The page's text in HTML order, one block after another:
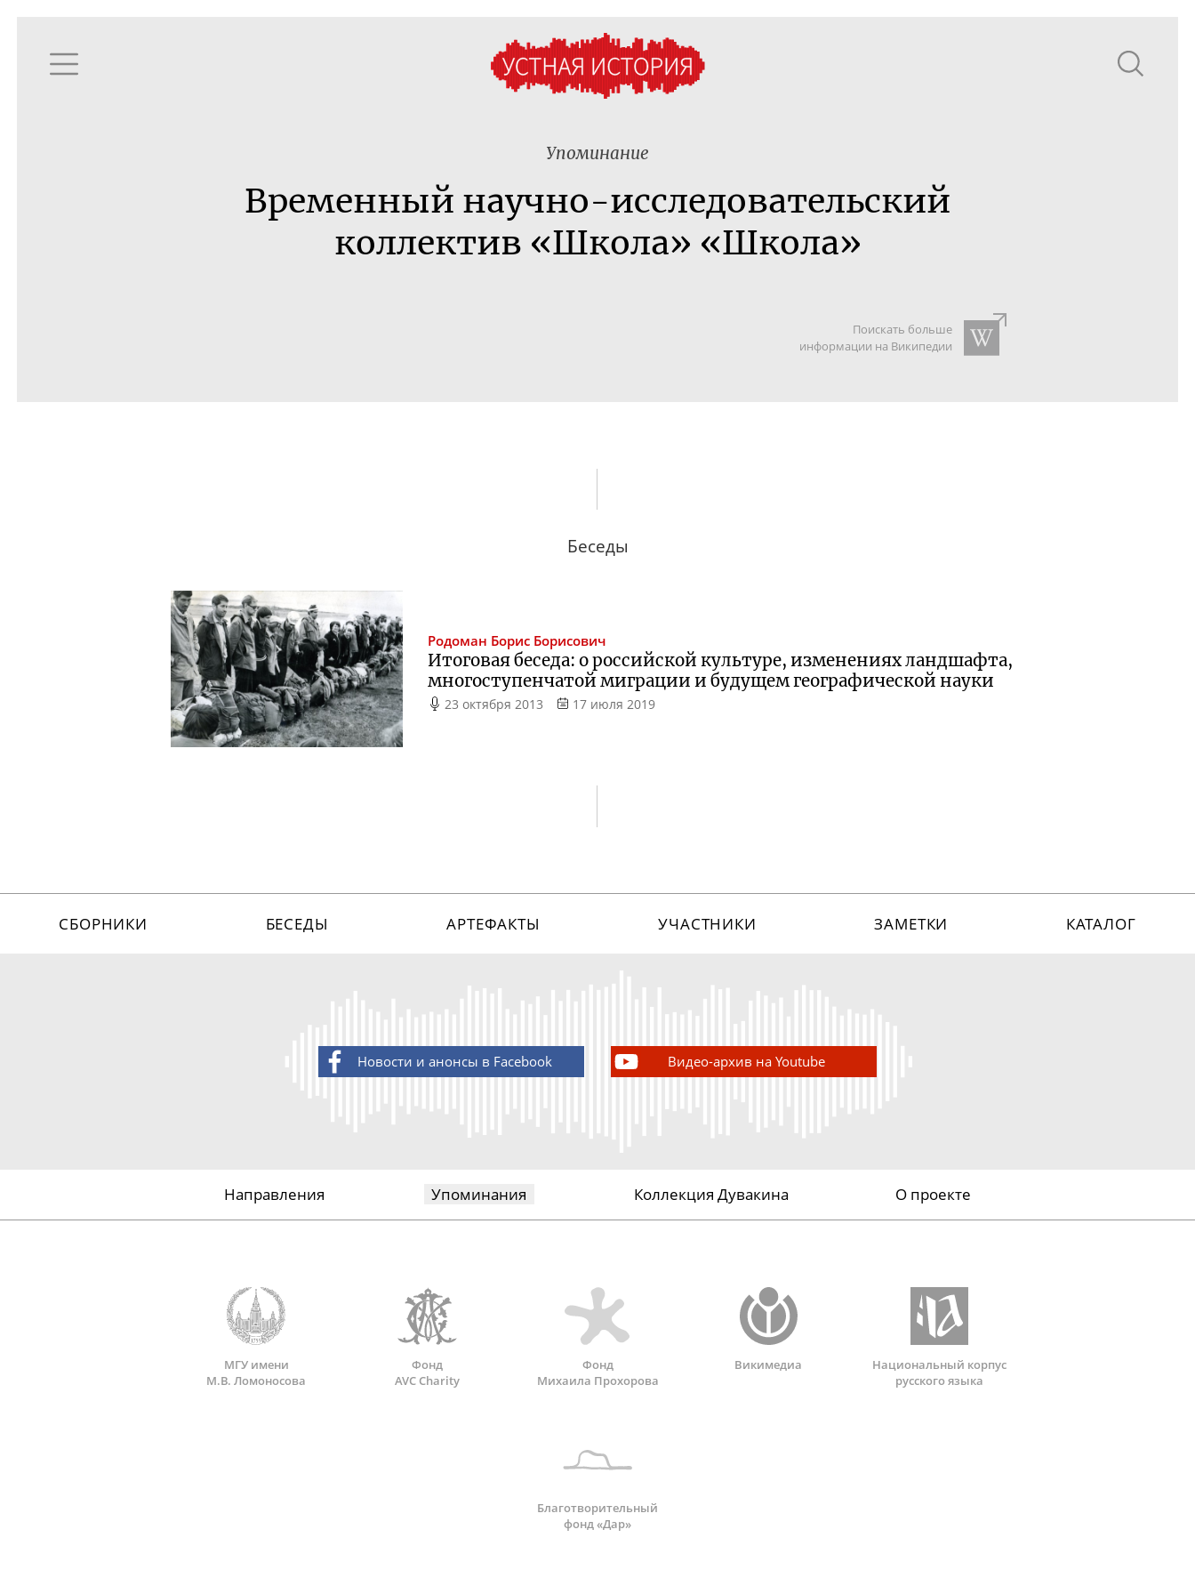
Упоминание
Временный научно-исследовательский
коллектив «Школа» «Школа»
Поискать больше
информации на Википедии
Беседы
Родоман Борис Борисович
Итоговая беседа: о российской культуре, изменениях ландшафта,
многоступенчатой миграции и будущем географической науки
23 октября 2013 17 июля 2019
СБОРНИКИ БЕСЕДЫ АРТЕФАКТЫ УЧАСТНИКИ ЗАМЕТКИ КАТАЛОГ
Новости и анонсы в Facebook Видео-архив на Youtube
Направления Упоминания Коллекция Дувакина О проекте
МГУ имени
М.В. Ломоносова
Фонд
AVC Charity
Фонд
Михаила Прохорова
Викимедиа
Национальный корпус
русского языка
Благотворительный
фонд «Дар»